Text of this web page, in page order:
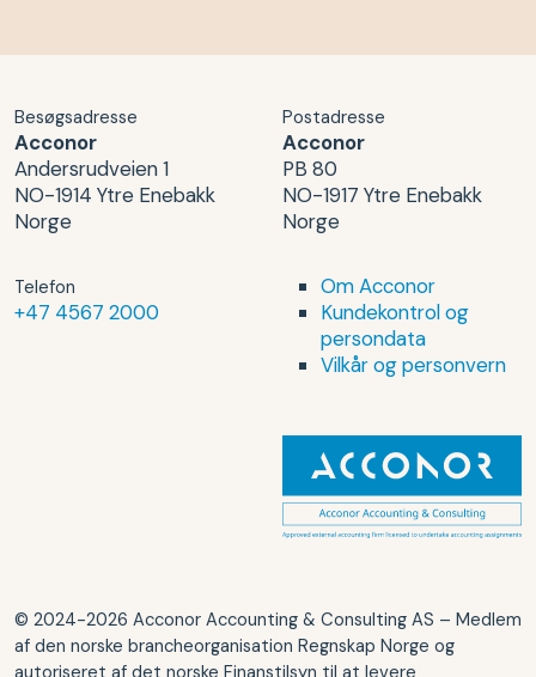
Besøgsadresse
Acconor
Andersrudveien 1
NO-1914 Ytre Enebakk
Norge
Postadresse
Acconor
PB 80
NO-1917 Ytre Enebakk
Norge
Telefon
+47 4567 2000
Om Acconor
Kundekontrol og
persondata
Vilkår og personvern
© 2024-2026 Acconor Accounting & Consulting AS – Medlem
af den norske brancheorganisation Regnskap Norge og
autoriseret af det norske Finanstilsyn til at levere